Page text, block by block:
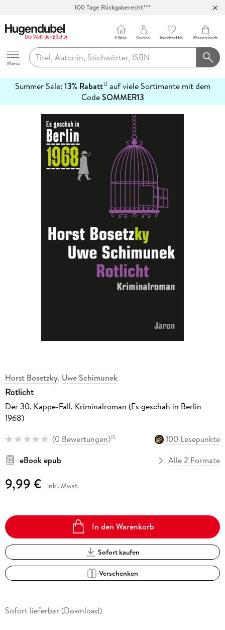
100 Tage Rückgaberecht***
Hugendubel
Menu
Filiale Konto Merkzettel Warenkorb
Summer Sale: 13% Rabatt12auf viele Sortimente mit dem
CodeSOMMER13
erfahren
Horst Bosetzky, Uwe Schimunek
Rotlicht
Der 30. Kappe-Fall. Kriminalroman (Es geschah in Berlin
1968)
(0 Bewertungen)15
100 Lesepunkte
eBook epub
Alle 2 Formate
9,99 € inkl. Mwst.
In den Warenkorb
Sofort kaufen
Verschenken
Sofort lieferbar (Download)